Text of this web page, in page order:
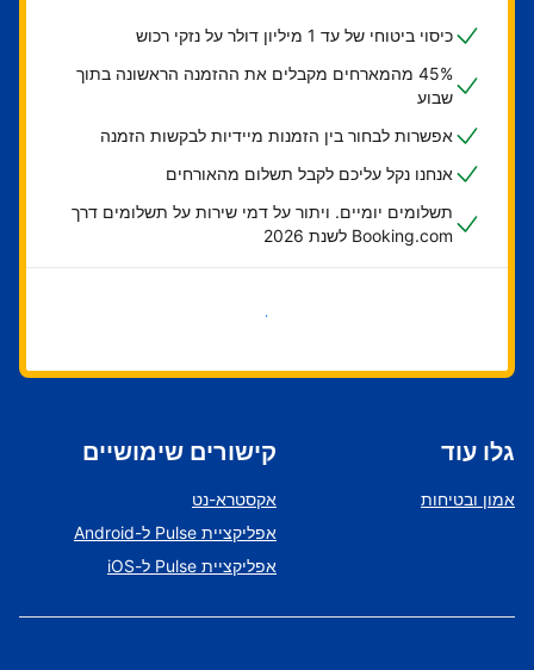
כיסוי ביטוחי של עד 1 מיליון דולר על נזקי רכוש
45% מהמארחים מקבלים את ההזמנה הראשונה בתוך
שבוע
אפשרות לבחור בין הזמנות מיידיות לבקשות הזמנה
אנחנו נקל עליכם לקבל תשלום מהאורחים
תשלומים יומיים. ויתור על דמי שירות על תשלומים דרך
Booking.com לשנת 2026
בואו נתחיל
גלו עוד
אמון ובטיחות
קישורים שימושיים
אקסטרא-נט
אפליקציית Pulse ל-Android
אפליקציית Pulse ל-iOS